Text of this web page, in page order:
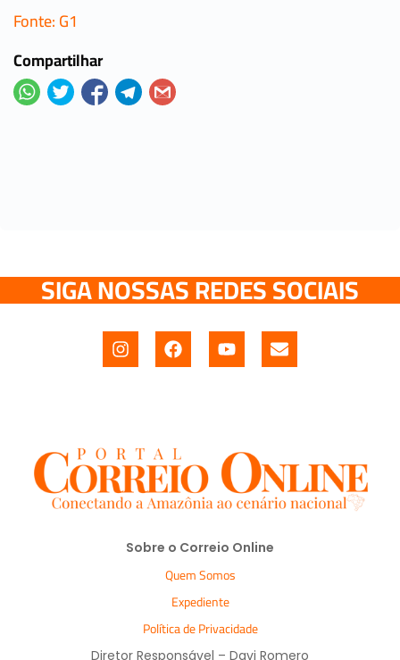
Fonte: G1
Compartilhar
SIGA NOSSAS REDES SOCIAIS
Sobre o Correio Online
Quem Somos
Expediente
Política de Privacidade
Diretor Responsável – Davi Romero